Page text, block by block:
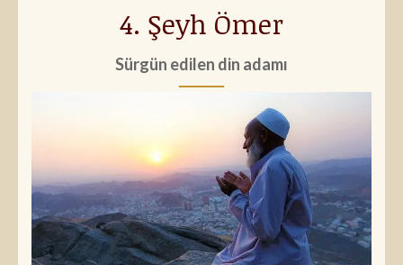
4. Şeyh Ömer
Sürgün edilen din adamı